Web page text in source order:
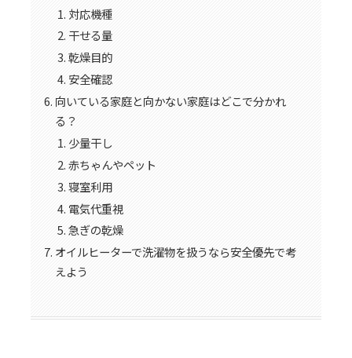
対応機種
干せる量
乾燥目的
安全確認
向いている家庭と向かない家庭はどこで分かれ
る？
少量干し
赤ちゃんやペット
寝室利用
電気代重視
急ぎの乾燥
オイルヒーターで洗濯物を扱うなら安全優先で考
えよう